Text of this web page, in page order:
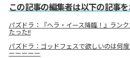
この記事の編集者は以下の記事
パズドラ：『ヘラ・イース降臨！』ラン
たった!!
パズドラ：ゴッドフェスで欲しいのは何
ーーーーー